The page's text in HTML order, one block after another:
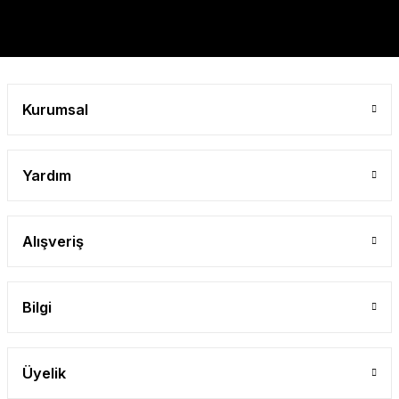
Kurumsal
Yardım
Alışveriş
Bilgi
Üyelik